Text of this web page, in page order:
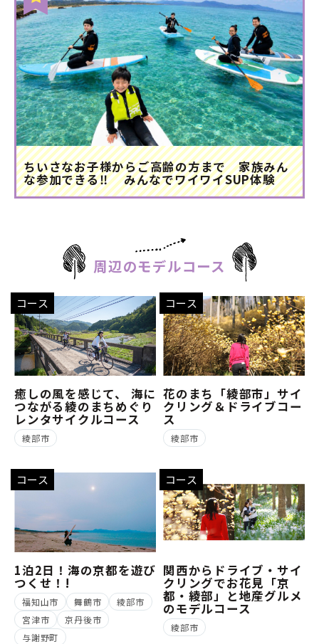
ちいさなお子様からご高齢の方まで 家族みん
な参加できる‼ みんなでワイワイSUP体験
周辺のモデルコース
コース
癒しの風を感じて、 海に
つながる綾のまちめぐり
レンタサイクルコース
綾部市
コース
花のまち「綾部市」サイ
クリング＆ドライブコー
ス
綾部市
コース
1泊2日！海の京都を遊び
つくせ！!
福知山市 舞鶴市
綾部市
宮津市
京丹後市
与謝野町
コース
関西からドライブ・サイ
クリングでお花見「京
都・綾部」と地産グルメ
のモデルコース
綾部市